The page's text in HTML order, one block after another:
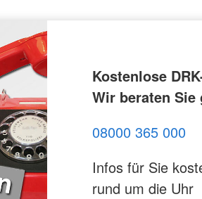
Kostenlose
Wir beraten Sie
08000 365 000
Infos für Sie
rund um die Uhr